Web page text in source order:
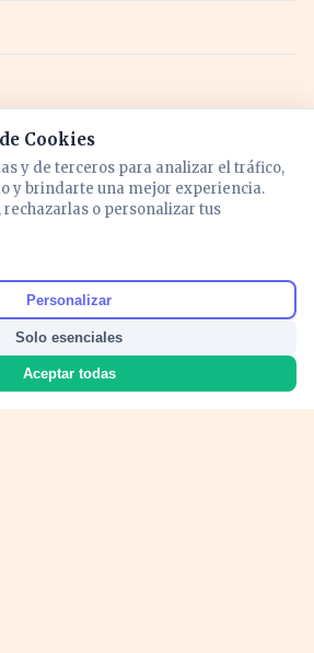
de economía, mercados,
Información actualizada
lo que mueve tu dinero y tu
país.
Cookies
y de terceros para analizar el tráfico,
y brindarte una mejor experiencia.
rechazarlas o personalizar tus
Personalizar
Solo esenciales
Aceptar todas